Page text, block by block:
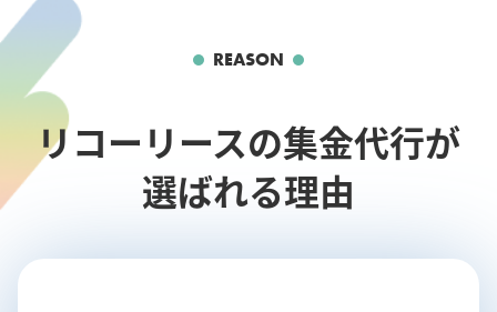
REASON
リコーリースの集金代行が
選ばれる理由